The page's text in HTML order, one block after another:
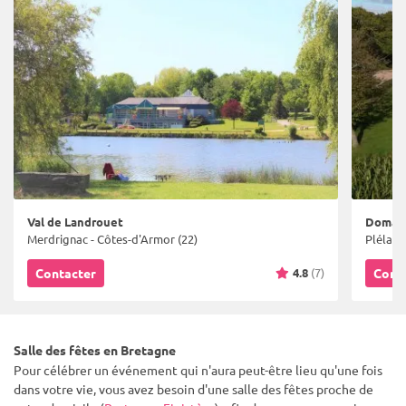
Val de Landrouet
Merdrignac - Côtes-d'Armor (22)
Contacter 4.8 (7)
Plélan-
Salle des fêtes en Bretagne
Pour célébrer un événement qui n'aura peut-être lieu qu'une fois
dans votre vie, vous avez besoin d'une salle des fêtes proche de